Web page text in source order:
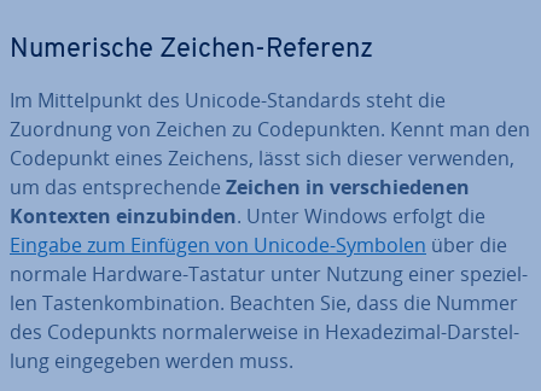
Nu­me­ri­sche Zeichen-Referenz
Im Mit­tel­punkt des Unicode-Standards steht die
Zuordnung von Zeichen zu Code­punk­ten. Kennt man den
Codepunkt eines Zeichens, lässt sich dieser verwenden,
um das ent­spre­chen­de Zeichen in ver­schie­de­nen
Kontexten ein­zu­bin­den. Unter Windows erfolgt die
Eingabe zum Einfügen von Unicode-Symbolen über die
normale Hardware-Tastatur unter Nutzung einer spe­zi­el­
len Tas­ten­kom­bi­na­ti­on. Beachten Sie, dass die Nummer
des Code­punkts nor­ma­ler­wei­se in He­xa­de­zi­mal-Dar­stel­
lung ein­ge­ge­ben werden muss.